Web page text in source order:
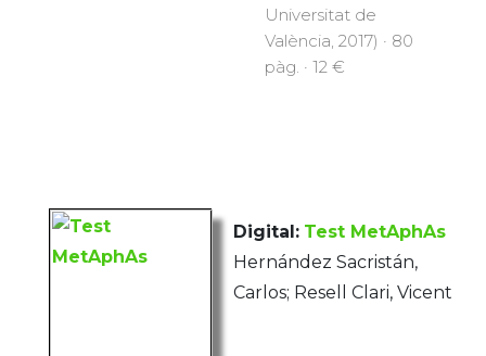
Universitat de
València, 2017) · 80
pàg. · 12 €
Digital: Test MetAphAs
Hernández Sacristán,
Carlos; Resell Clari, Vicent